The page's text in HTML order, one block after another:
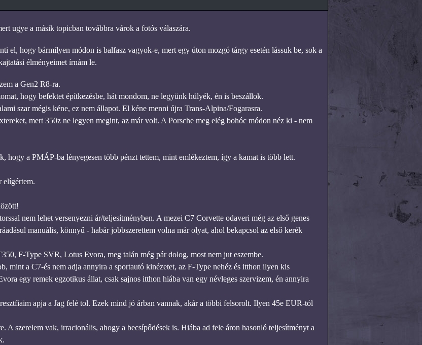
ugye a másik topicban továbbra várok a fotós válaszára.
el, hogy bármilyen módon is balfasz vagyok-e, mert egy úton mozgó tárgy esetén lássuk be, sok a
élményeimet írnám le.
a Gen2 R8-ra.
hogy befektet építkezésbe, hát mondom, ne legyünk hülyék, én is beszállok.
szar mégis kéne, ez nem állapot. El kéne menni újra Trans-Alpina/Fogarasra.
mert 350z ne legyen megint, az már volt. A Porsche meg elég bohóc módon néz ki - nem
hogy a PMÁP-ba lényegesen több pénzt tettem, mint emlékeztem, így a kamat is több lett.
elígértem.
nem lehet versenyezni ár/teljesítményben. A mezei C7 Corvette odaveri még az első genes
manuális, könnyű - habár jobbszerettem volna már olyat, ahol bekapcsol az első kerék
F-Type SVR, Lotus Evora, meg talán még pár dolog, most nem jut eszembe.
mint a C7-és nem adja annyira a sportautó kinézetet, az F-Type nehéz és itthon ilyen kis
egy remek egzotikus állat, csak sajnos itthon hiába van egy névleges szervizem, én annyira
apja a Jag felé tol. Ezek mind jó árban vannak, akár a többi felsorolt. Ilyen 45e EUR-tól
A szerelem vak, irracionális, ahogy a becsípődések is. Hiába ad fele áron hasonló teljesítményt a